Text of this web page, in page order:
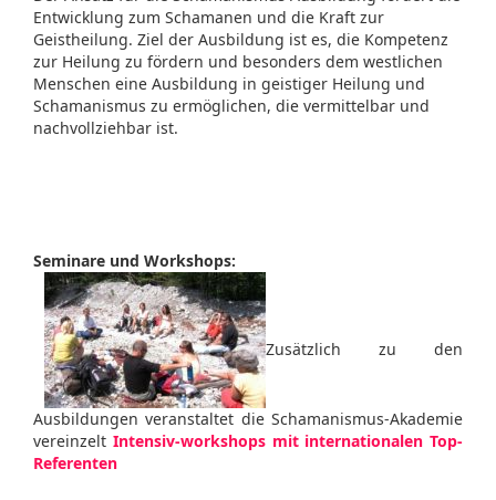
Entwicklung zum Schamanen und die Kraft zur
Geistheilung. Ziel der Ausbildung ist es, die Kompetenz
zur Heilung zu fördern und besonders dem westlichen
Menschen eine Ausbildung in geistiger Heilung und
Schamanismus zu ermöglichen, die vermittelbar und
nachvollziehbar ist.
Seminare und Workshops:
Zusätzlich zu den
Ausbildungen veranstaltet die Schamanismus-Akademie
vereinzelt Intensiv-workshops mit internationalen Top-
Referenten